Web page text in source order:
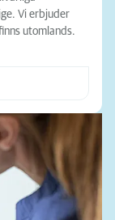
Vi erbjuder
utomlands.